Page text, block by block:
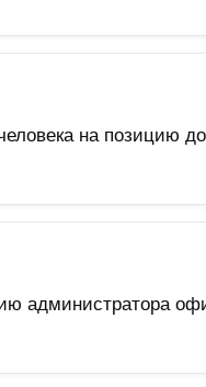
на позицию
администратора